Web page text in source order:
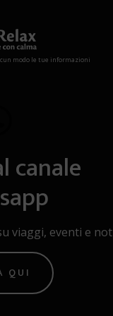
modo le tue informazioni
canale
viaggi, eventi e
QUI